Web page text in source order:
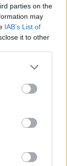
parties on the
may
IAB’s List of
it to other
more Google
may click to
tags to
below Google